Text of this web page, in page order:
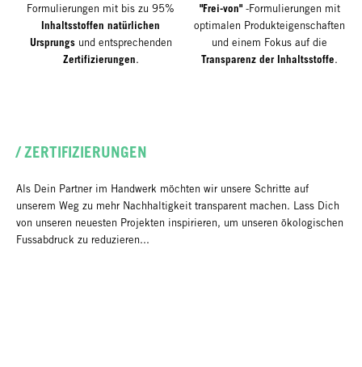
Formulierungen mit bis zu 95%
Inhaltsstoffen natürlichen
Ursprungsund entsprechenden
Zertifizierungen.
"Frei-von"-Formulierungen mit
optimalen Produkteigenschaften
und einem Fokus auf die
Transparenz der Inhaltsstoffe.
/ ZERTIFIZIERUNGEN
Als Dein Partner im Handwerk möchten wir unsere Schritte auf
unserem Weg zu mehr Nachhaltigkeit transparent machen. Lass Dich
von unseren neuesten Projekten inspirieren, um unseren ökologischen
Fussabdruck zu reduzieren...